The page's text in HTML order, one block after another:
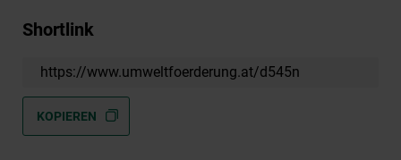
Shortlink
https://www.umweltfoerderung.at/d545n
KOPIEREN